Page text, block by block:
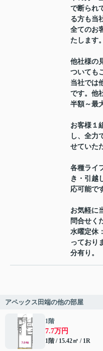
で断られ
る方も当
全てのお
たします。
他社様の
ついても
当社では
です。他
半額～最
お客様１
し、全力
せていた
各種ライ
き・引越
応可能で
お気軽に
問合せく
水曜定休
っており
分有り。
アペックス田端の他の部屋
1階
7.7万円
1階 / 15.42㎡ / 1R